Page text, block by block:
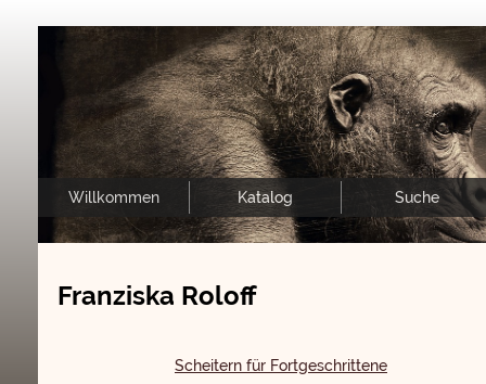
Willkommen Katalog Suche
Franziska Roloff
Scheitern für Fortgeschrittene